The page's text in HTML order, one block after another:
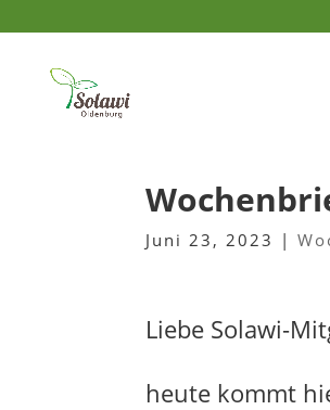
Juni 23, 2023 |
Liebe Solawi-
heute kommt